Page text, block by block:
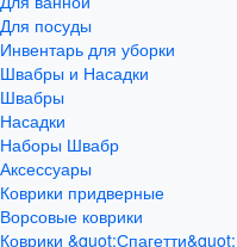
Для посуды
Инвентарь для уборки
Швабры и Насадки
Швабры
Насадки
Наборы Швабр
Аксессуары
Коврики придверные
Ворсовые коврики
Коврики &quot;Спагетти&quot;